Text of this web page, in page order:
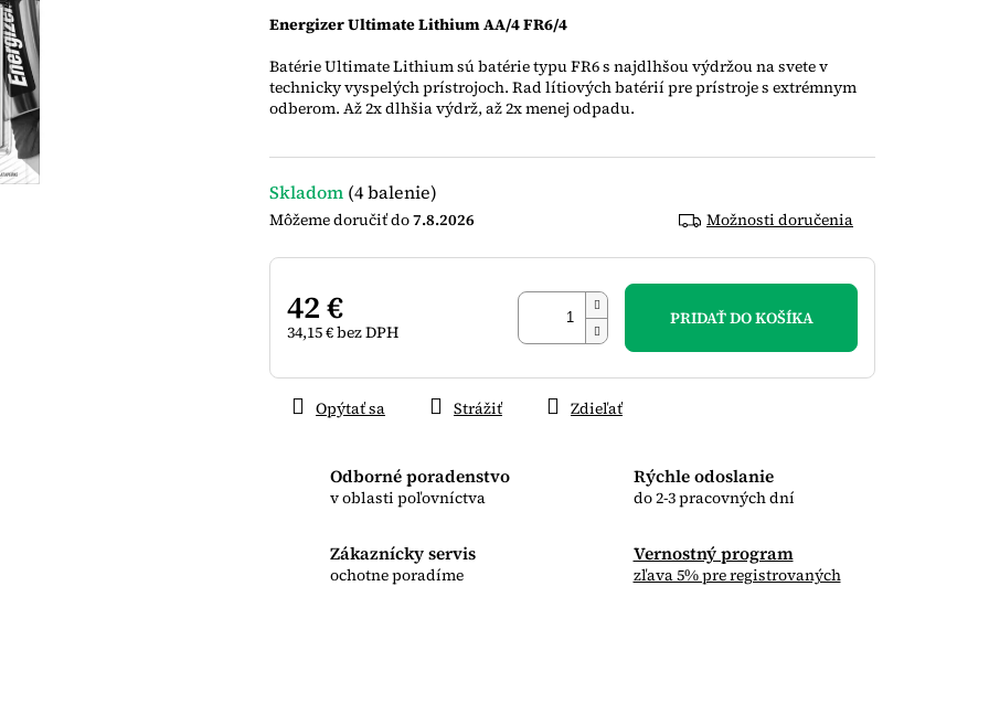
Skladom (4 balenie)
7.8.2026 Možnosti doručenia
42 €
34,15 € bez DPH
cena:
PRIDAŤ DO KOŠÍKA
Odborné poradenstvo
v oblasti poľovníctva
Rýchle odoslanie
do 2-3 pracovných dní
Zákaznícky servis
ochotne poradíme
Vernostný program
zľava 5% pre registrovaných
Energizer Ultimate Lithium AA/4 FR6/4
Batérie Ultimate Lithium sú batérie typu FR6 s najdlhšou výdržou na svete v
technicky vyspelých prístrojoch. Rad lítiových batérií pre prístroje s extrémnym
odberom. Až 2x dlhšia výdrž, až 2x menej odpadu.
Opýtať sa Strážiť Zdieľať
5